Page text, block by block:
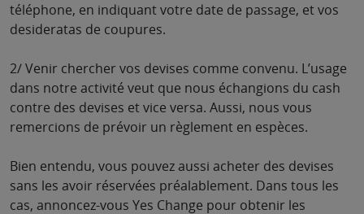
téléphone, en indiquant votre date de passage, et vos
desideratas de coupures.
2/ Venir chercher vos devises comme convenu. L’usage
dans notre activité veut que nous échangions du cash
contre des devises et vice versa. Aussi, nous vous
remercions de prévoir un règlement en espèces.
Bien entendu, vous pouvez aussi acheter des devises
sans les avoir réservées préalablement. Dans tous les
cas, annoncez-vous Yes Change pour obtenir les